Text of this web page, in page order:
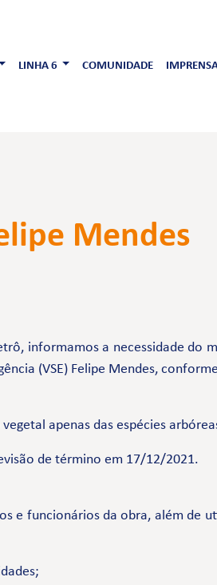
LINHA 6 COMUNIDADE
Mendes
informamos a necessidade do
(VSE) Felipe Mendes,
apenas das espécies
de término em 17/12/2021.
e funcionários da obra, além de